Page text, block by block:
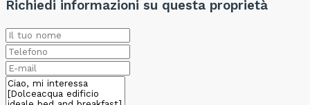
Richiedi informazioni su questa proprietà